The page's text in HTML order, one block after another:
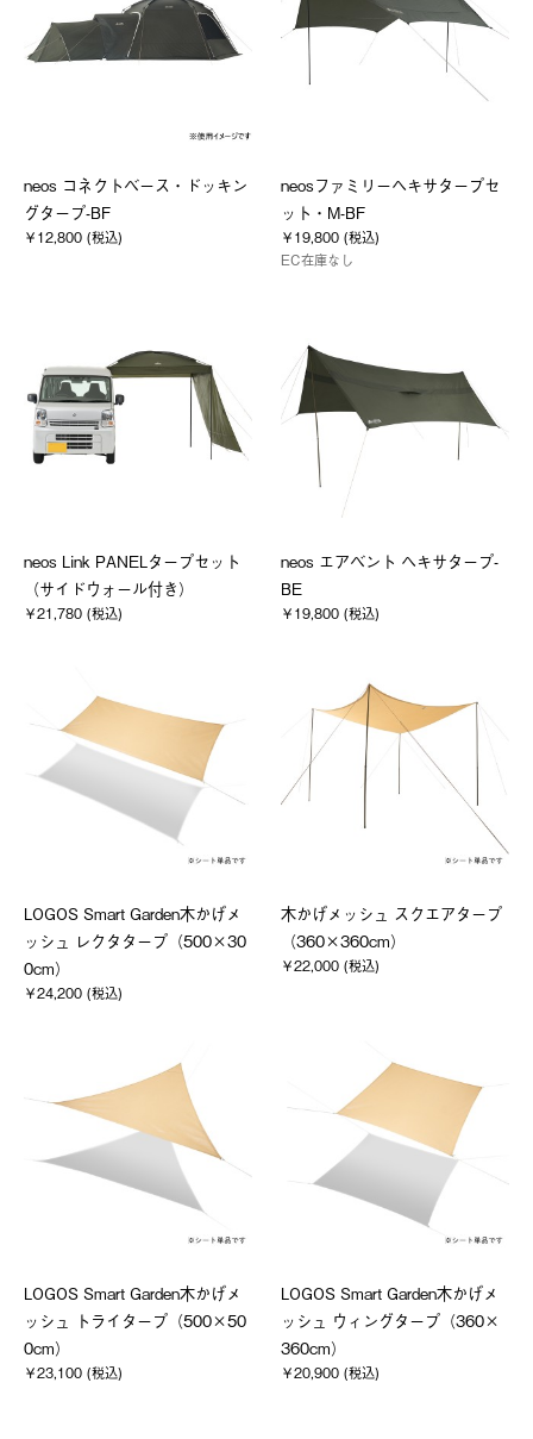
neos コネクトベース・ドッキン
グタープ-BF
￥12,800 (税込)
neosファミリーヘキサタープセ
ット・M-BF
￥19,800 (税込)
EC在庫なし
neos Link PANELタープセット
（サイドウォール付き）
￥21,780 (税込)
neos エアベント ヘキサタープ-
BE
￥19,800 (税込)
LOGOS Smart Garden木かげメ
ッシュ レクタタープ（500×30
0cm）
￥24,200 (税込)
木かげメッシュ スクエアタープ
（360×360cm）
￥22,000 (税込)
LOGOS Smart Garden木かげメ
ッシュ トライタープ（500×50
0cm）
￥23,100 (税込)
LOGOS Smart Garden木かげメ
ッシュ ウィングタープ（360×
360cm）
￥20,900 (税込)